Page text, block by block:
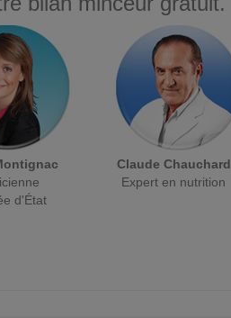
d'État
Claude Chauchard
Expert en nutrition